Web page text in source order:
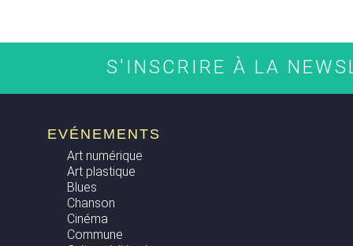
S'INSCRIRE À LA
EVÉNEMENTS
Art numérique
Art plastique
Blues
Chanson
Cinéma
Commune